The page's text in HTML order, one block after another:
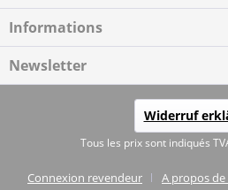
Informations
Newsletter
Widerruf
Tous les prix sont indiqués
Connexion revendeur A propos